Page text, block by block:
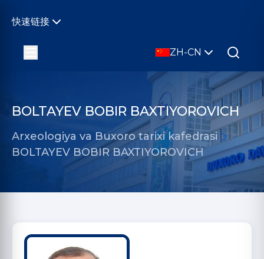
快速链接
ZH-CN
BOLTAYEV BOBIR BAXTIYOROVICH
Arxeologiya va Buxoro tarixi kafedrasi
BOLTAYEV BOBIR BAXTIYOROVICH